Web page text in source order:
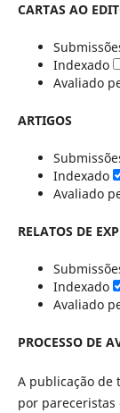
CARTAS AO
Indexado
Avaliado
ARTIGOS
Indexado
Avaliado
RELATOS DE
Indexado
Avaliado
PROCESSO DE
A publicação de
por pareceristas